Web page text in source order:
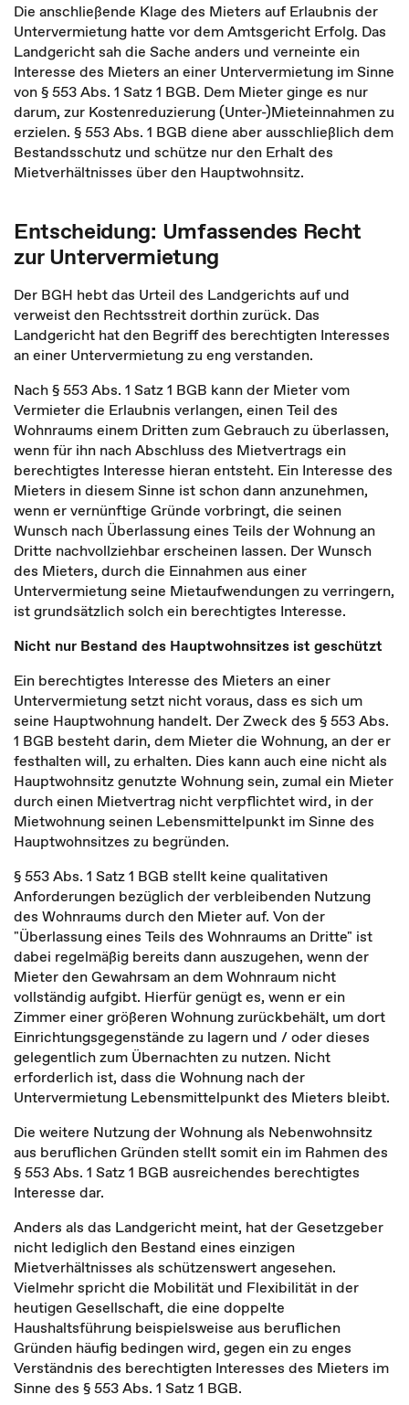
Die anschließende Klage des Mieters auf Erlaubnis der
Untervermietung hatte vor dem Amtsgericht Erfolg. Das
Landgericht sah die Sache anders und verneinte ein
Interesse des Mieters an einer Untervermietung im Sinne
von § 553 Abs. 1 Satz 1 BGB. Dem Mieter ginge es nur
darum, zur Kostenreduzierung (Unter-)Mieteinnahmen zu
erzielen. § 553 Abs. 1 BGB diene aber ausschließlich dem
Bestandsschutz und schütze nur den Erhalt des
Mietverhältnisses über den Hauptwohnsitz.
Entscheidung: Umfassendes Recht
zur Untervermietung
Der BGH hebt das Urteil des Landgerichts auf und
verweist den Rechtsstreit dorthin zurück. Das
Landgericht hat den Begriff des berechtigten Interesses
an einer Untervermietung zu eng verstanden.
Nach § 553 Abs. 1 Satz 1 BGB kann der Mieter vom
Vermieter die Erlaubnis verlangen, einen Teil des
Wohnraums einem Dritten zum Gebrauch zu überlassen,
wenn für ihn nach Abschluss des Mietvertrags ein
berechtigtes Interesse hieran entsteht. Ein Interesse des
Mieters in diesem Sinne ist schon dann anzunehmen,
wenn er vernünftige Gründe vorbringt, die seinen
Wunsch nach Überlassung eines Teils der Wohnung an
Dritte nachvollziehbar erscheinen lassen. Der Wunsch
des Mieters, durch die Einnahmen aus einer
Untervermietung seine Mietaufwendungen zu verringern,
ist grundsätzlich solch ein berechtigtes Interesse.
Nicht nur Bestand des Hauptwohnsitzes ist geschützt
Ein berechtigtes Interesse des Mieters an einer
Untervermietung setzt nicht voraus, dass es sich um
seine Hauptwohnung handelt. Der Zweck des § 553 Abs.
1 BGB besteht darin, dem Mieter die Wohnung, an der er
festhalten will, zu erhalten. Dies kann auch eine nicht als
Hauptwohnsitz genutzte Wohnung sein, zumal ein Mieter
durch einen Mietvertrag nicht verpflichtet wird, in der
Mietwohnung seinen Lebensmittelpunkt im Sinne des
Hauptwohnsitzes zu begründen.
§ 553 Abs. 1 Satz 1 BGB stellt keine qualitativen
Anforderungen bezüglich der verbleibenden Nutzung
des Wohnraums durch den Mieter auf. Von der
"Überlassung eines Teils des Wohnraums an Dritte" ist
dabei regelmäßig bereits dann auszugehen, wenn der
Mieter den Gewahrsam an dem Wohnraum nicht
vollständig aufgibt. Hierfür genügt es, wenn er ein
Zimmer einer größeren Wohnung zurückbehält, um dort
Einrichtungsgegenstände zu lagern und / oder dieses
gelegentlich zum Übernachten zu nutzen. Nicht
erforderlich ist, dass die Wohnung nach der
Untervermietung Lebensmittelpunkt des Mieters bleibt.
Die weitere Nutzung der Wohnung als Nebenwohnsitz
aus beruflichen Gründen stellt somit ein im Rahmen des
§ 553 Abs. 1 Satz 1 BGB ausreichendes berechtigtes
Interesse dar.
Anders als das Landgericht meint, hat der Gesetzgeber
nicht lediglich den Bestand eines einzigen
Mietverhältnisses als schützenswert angesehen.
Vielmehr spricht die Mobilität und Flexibilität in der
heutigen Gesellschaft, die eine doppelte
Haushaltsführung beispielsweise aus beruflichen
Gründen häufig bedingen wird, gegen ein zu enges
Verständnis des berechtigten Interesses des Mieters im
Sinne des § 553 Abs. 1 Satz 1 BGB.